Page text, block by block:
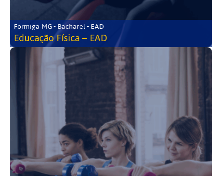
Formiga-MG • Bacharel • EAD
Educação Física – EAD